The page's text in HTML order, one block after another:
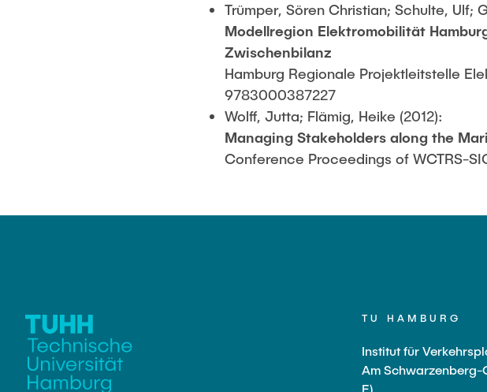
Trümper, Sören Christian; Schulte, Ulf;
Modellregion Elektromobilität
Zwischenbilanz
Hamburg Regionale Projektleitstelle
9783000387227
Wolff, Jutta; Flämig, Heike (2012):
Managing Stakeholders along the
Conference Proceedings of WCTRS-
TU HAMBURG
Institut für
Am Schwarzenberg-
E)